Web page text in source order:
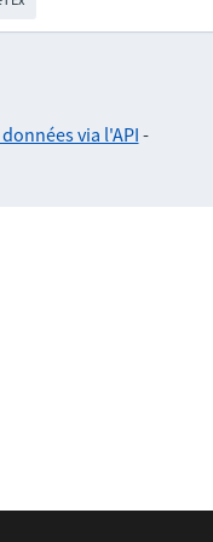
via l'API -